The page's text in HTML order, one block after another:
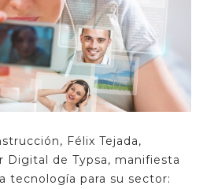
Félix Tejada,
Digital de Typsa, manifiesta
tecnología para su sector: